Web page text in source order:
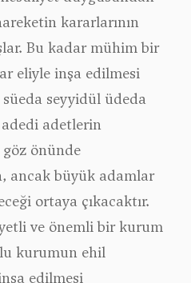
kararlarının
Bu kadar mühim bir
eliyle inşa edilmesi
süeda seyyidül üdeda
adetlerin
önünde
ancak büyük adamlar
ortaya çıkacaktır.
ve önemli bir kurum
kurumun ehil
edilmesi